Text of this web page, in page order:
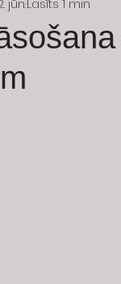
jūn.Lasīts 1 min